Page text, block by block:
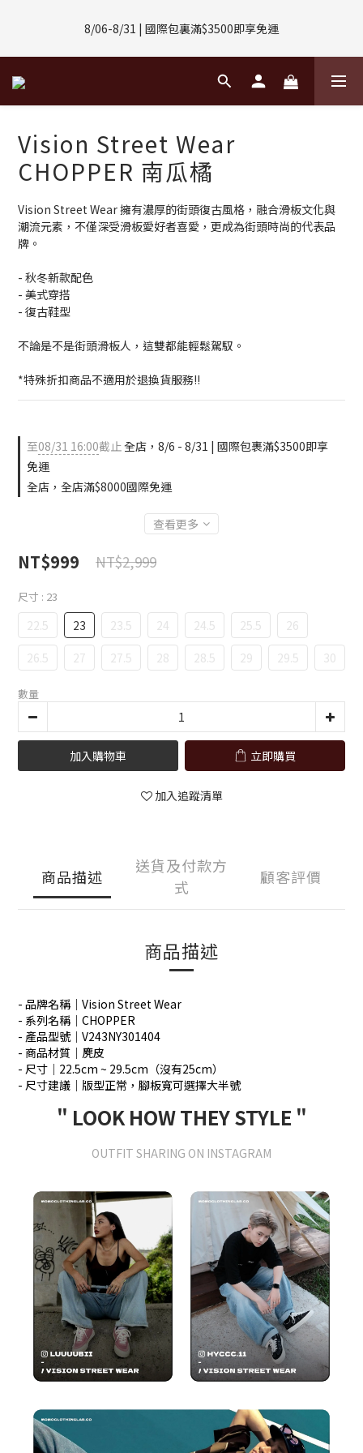
(數量有限售完不補)
8/06-8/31 | 國際包裏滿$3500即享免運
8/08-8/10 | 全館任選3件 贈 $188購物金
8/01-8/31 | 任選2件CUBOX正價商品 贈【威靈頓 / 波士頓墨鏡】
(數量有限售完不補)
Vision Street Wear
CHOPPER 南瓜橘
Vision Street Wear 擁有濃厚的街頭復古風格，融合滑板文化與
潮流元素，不僅深受滑板愛好者喜愛，更成為街頭時尚的代表品
牌。
- 秋冬新款配色
- 美式穿搭
- 復古鞋型
不論是不是街頭滑板人，這雙都能輕鬆駕馭。
*特殊折扣商品不適用於退換貨服務!!
至08/31 16:00截止全店，8/6 - 8/31 | 國際包裹滿$3500即享
免運
全店，全店滿$8000國際免運
查看更多
NT$999 NT$2,999
尺寸 : 23
22.5 23 23.5 24 24.5 25.5
26
26.5
27 27.5 28 28.5 29 29.5 30
數量
加入購物車 立即購買
加入追蹤清單
商品描述
送貨及付款方
式
顧客評價
商品描述
- 品牌名稱｜Vision Street Wear
- 系列名稱｜CHOPPER
- 產品型號｜V243NY301404
- 商品材質｜麂皮
- 尺寸｜22.5cm ~ 29.5cm（沒有25cm）
- 尺寸建議｜版型正常，腳板寬可選擇大半號
" LOOK HOW THEY STYLE "
OUTFIT SHARING ON INSTAGRAM